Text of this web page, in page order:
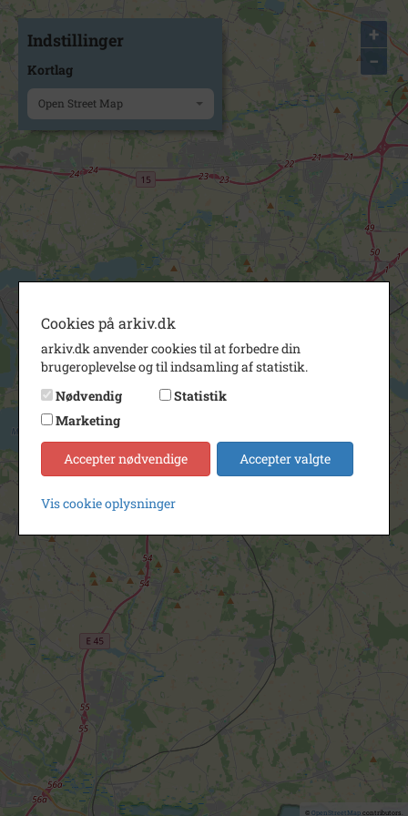
+
−
© OpenStreetMapcontributors.
Indstillinger
Kortlag
Open Street Map
Cookies på arkiv.dk
arkiv.dk anvender cookies til at forbedre din
brugeroplevelse og til indsamling af statistik.
Nødvendig
Statistik
Marketing
Accepter nødvendige Accepter valgte
Vis cookie oplysninger